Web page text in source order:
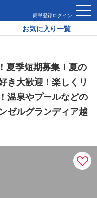
簡単登録ログイン
お気に入り一覧
までの募集！夏季短期募
夏季短期募集！夏の
き大歓迎！楽しくリ
温泉やプールなどの
ゼルグランディア越